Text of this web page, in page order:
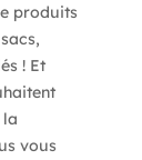
produits
! Et
la
vous